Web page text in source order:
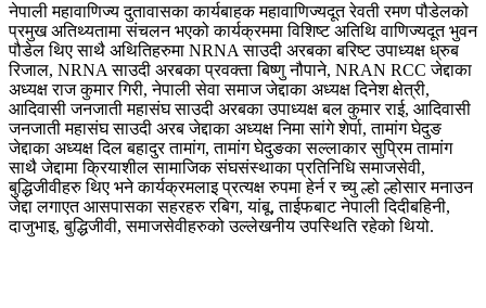
नेपाली महावाणिज्य दुतावासका कार्यबाहक महावाणिज्यदूत रेवती रमण पौडेलको
प्रमुख अतिथ्यतामा संचलन भएको कार्यक्रममा विशिष्ट अतिथि वाणिज्यदूत भुवन
पौडेल थिए साथै अथितिहरुमा NRNA साउदी अरबका बरिष्ट उपाध्यक्ष ध्रुब
रिजाल, NRNA साउदी अरबका प्रवक्ता बिष्णु नौपाने, NRAN RCC जेद्दाका
अध्यक्ष राज कुमार गिरी, नेपाली सेवा समाज जेद्दाका अध्यक्ष दिनेश क्षेत्री,
आदिवासी जनजाती महासंघ साउदी अरबका उपाध्यक्ष बल कुमार राई, आदिवासी
जनजाती महासंघ साउदी अरब जेद्दाका अध्यक्ष निमा सांगे शेर्पा, तामांग घेदुङ
जेद्दाका अध्यक्ष दिल बहादुर तामांग, तामांग घेदुङका सल्लाकार सुप्रिम तामांग
साथै जेद्दामा क्रियाशील सामाजिक संघसंस्थाका प्रतिनिधि समाजसेवी,
बुद्धिजीवीहरु थिए भने कार्यक्रमलाइ प्रत्यक्ष रुपमा हेर्न र च्यु ल्हो ल्होसार मनाउन
जेद्दा लगाएत आसपासका सहरहरु रबिग, यांबू, ताईफबाट नेपाली दिदीबहिनी,
दाजुभाइ, बुद्धिजीवी, समाजसेवीहरुको उल्लेखनीय उपस्थिति रहेको थियो.